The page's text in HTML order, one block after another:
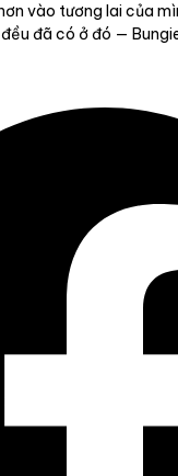
vào tương lai của
đã có ở đó —